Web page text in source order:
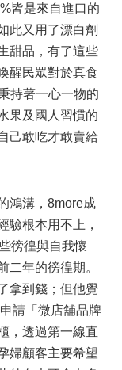
皆是來自進口的
此又用了漂白劑
甜品，有了這些
醒民眾對於真食
持著一心一物的
果及國人習慣的
己敢吃才敢賣給
鴻溝，8more成
驗根本用不上，
徬徨與自我懷
二年的徬徨期。
拿到錢；但他覺
請「微店舖品牌
，透過第一線直
婦顧客主要希望